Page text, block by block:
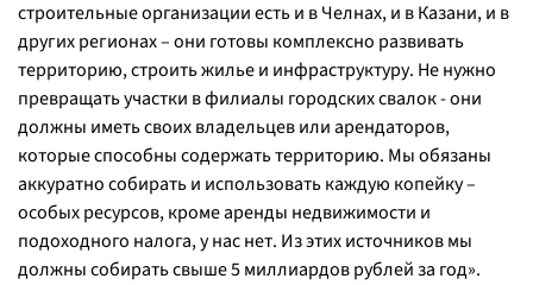
строительные организации есть и в Челнах, и в Казани, и в
других регионах – они готовы комплексно развивать
территорию, строить жилье и инфраструктуру. Не нужно
превращать участки в филиалы городских свалок - они
должны иметь своих владельцев или арендаторов,
которые способны содержать территорию. Мы обязаны
аккуратно собирать и использовать каждую копейку –
особых ресурсов, кроме аренды недвижимости и
подоходного налога, у нас нет. Из этих источников мы
должны собирать свыше 5 миллиардов рублей за год».